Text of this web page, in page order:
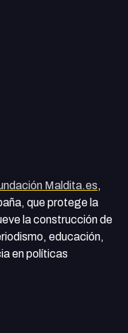
Maldita.es,
que protege la
la construcción de
educación,
en políticas